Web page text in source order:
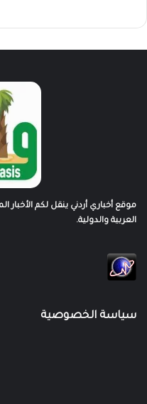
موقع أخباري أردني ينقل لكم الأخبار
العربية والدولية.
سياسة الخصوصية